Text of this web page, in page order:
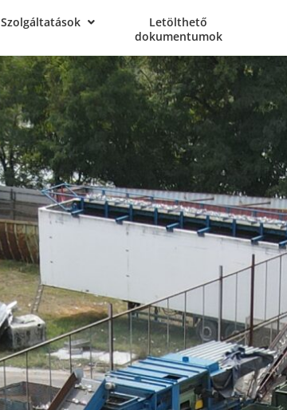
Szolgáltatások
Letölthető
dokumentumok